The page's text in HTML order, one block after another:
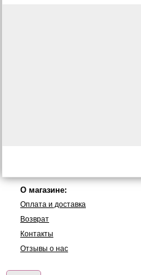
О магазине:
Оплата и доставка
Возврат
Контакты
Отзывы о нас